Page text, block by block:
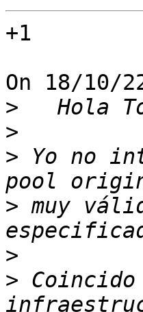
+1
On 18/10/
>
>
> Yo no
> muy
>
>